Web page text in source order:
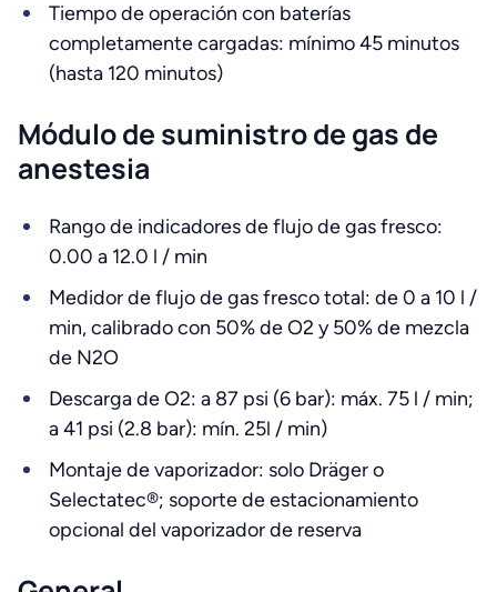
Tiempo de operación con baterías
completamente cargadas: mínimo 45 minutos
(hasta 120 minutos)
Módulo de suministro de gas de
anestesia
Rango de indicadores de flujo de gas fresco:
0.00 a 12.0 l / min
Medidor de flujo de gas fresco total: de 0 a 10 l /
min, calibrado con 50% de O2 y 50% de mezcla
de N2O
Descarga de O2: a 87 psi (6 bar): máx. 75 l / min;
a 41 psi (2.8 bar): mín. 25l / min)
Montaje de vaporizador: solo Dräger o
Selectatec®; soporte de estacionamiento
opcional del vaporizador de reserva